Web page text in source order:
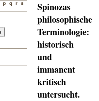
p q r
s
Spinozas
philosophische
Terminologie:
historisch
und
immanent
kritisch
untersucht.